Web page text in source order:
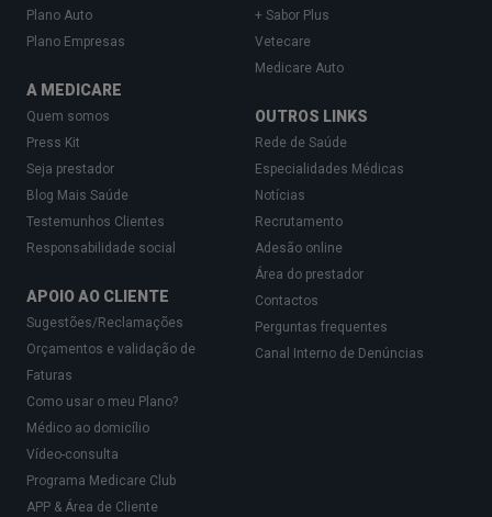
Plano Auto
Plano Empresas
A MEDICARE
Quem somos
Press Kit
Seja prestador
Blog Mais Saúde
Testemunhos Clientes
Responsabilidade social
APOIO AO CLIENTE
Sugestões/Reclamações
Orçamentos e validação de
Faturas
Como usar o meu Plano?
Médico ao domicílio
Vídeo-consulta
Programa Medicare Club
APP & Área de Cliente
+ Sabor Plus
Vetecare
Medicare Auto
OUTROS LINKS
Rede de Saúde
Especialidades Médicas
Notícias
Recrutamento
Adesão online
Área do prestador
Contactos
Perguntas frequentes
Canal Interno de Denúncias